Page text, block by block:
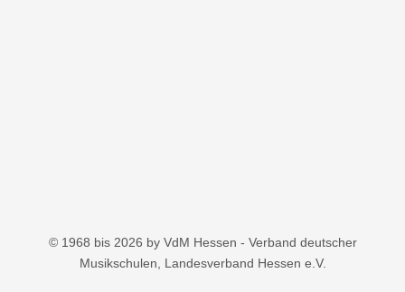
© 1968 bis 2026 by VdM Hessen - Verband deutscher
Musikschulen, Landesverband Hessen e.V.